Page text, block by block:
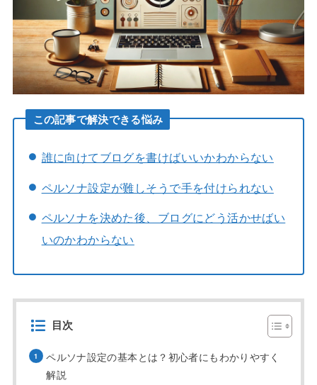
この記事で解決できる悩み
誰に向けてブログを書けばいいかわからない
ペルソナ設定が難しそうで手を付けられない
ペルソナを決めた後、ブログにどう活かせばい
いのかわからない
目次
ペルソナ設定の基本とは？初心者にもわかりやすく
解説